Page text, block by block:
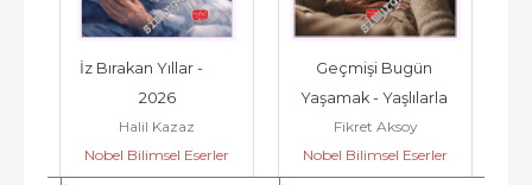
İz Bırakan Yıllar -
2026
Halil Kazaz
Nobel Bilimsel Eserler
Geçmişi Bugün
Yaşamak - Yaşlılarla
Anımsama Terapisi
Klinisyen El Kitabı...
Fikret Aksoy
Nobel Bilimsel Eserler